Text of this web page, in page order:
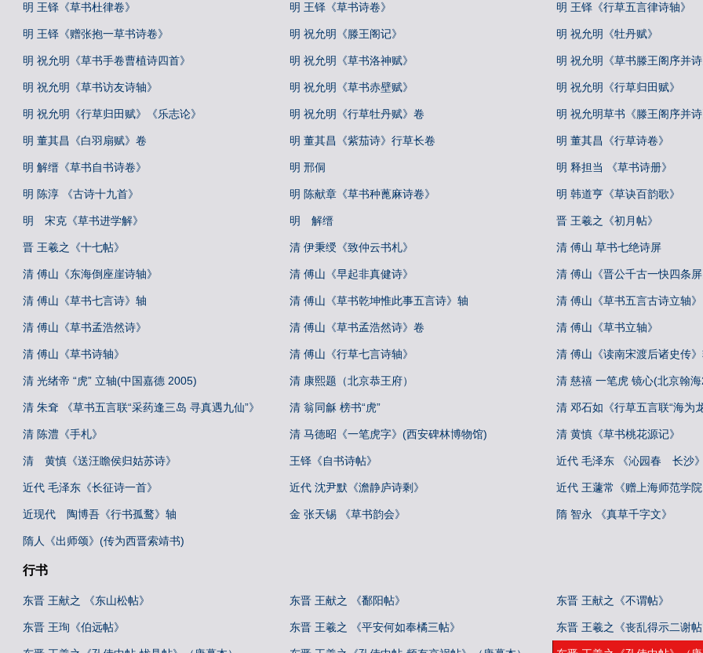
明 王铎《草书杜律卷》 明 王铎《草书诗卷》 明 王铎《行草五言律诗轴》
明 王铎《赠张抱一草书诗卷》 明 祝允明《滕王阁记》 明 祝允明《牡丹赋》
明 祝允明《草书手卷曹植诗四首》 明 祝允明《草书洛神赋》 明 祝允明《草书滕王阁序并诗
明 祝允明《草书访友诗轴》 明 祝允明《草书赤壁赋》 明 祝允明《行草归田赋》
明 祝允明《行草归田赋》《乐志论》 明 祝允明《行草牡丹赋》卷 明 祝允明草书《滕王阁序并
明 董其昌《白羽扇赋》卷 明 董其昌《紫茄诗》行草长卷 明 董其昌《行草诗卷》
明 解缙《草书自书诗卷》 明 邢侗 明 释担当 《草书诗册》
明 陈淳 《古诗十九首》 明 陈献章《草书种蓖麻诗卷》 明 韩道亨《草诀百韵歌》
明 宋克《草书进学解》 明 解缙 晋 王羲之《初月帖》
晋 王羲之《十七帖》 清 伊秉绶《致仲云书札》 清 傅山 草书七绝诗屏
清 傅山《东海倒座崖诗轴》 清 傅山《早起非真健诗》 清 傅山《晋公千古一快四条屏
清 傅山《草书七言诗》轴 清 傅山《草书乾坤惟此事五言诗》轴 清 傅山《草书五言古诗立轴》
清 傅山《草书孟浩然诗》 清 傅山《草书孟浩然诗》卷 清 傅山《草书立轴》
清 傅山《草书诗轴》 清 傅山《行草七言诗轴》 清 傅山《读南宋渡后诸史传
清 光绪帝 “虎” 立轴(中国嘉德 2005) 清 康熙题（北京恭王府） 清 慈禧 一笔虎 镜心(北京翰
清 朱耷 《草书五言联“采药逢三岛 寻真遇九仙”》 清 翁同龢 榜书“虎” 清 邓石如《行草五言联“海为
清 陈澧《手札》 清 马德昭《一笔虎字》(西安碑林博物馆) 清 黄慎《草书桃花源记》
清 黄慎《送汪瞻侯归姑苏诗》 王铎《自书诗帖》 近代 毛泽东 《沁园春 长沙》
近代 毛泽东《长征诗一首》 近代 沈尹默《澹静庐诗剩》 近代 王蘧常《赠上海师范学院
近现代 陶博吾《行书孤鹜》轴 金 张天锡 《草书韵会》 隋 智永 《真草千字文》
隋人《出师颂》(传为西晋索靖书)
行书
东晋 王献之 《东山松帖》 东晋 王献之 《鄱阳帖》 东晋 王献之《不谓帖》
东晋 王珣《伯远帖》 东晋 王羲之 《平安何如奉橘三帖》 东晋 王羲之《丧乱得示二谢帖